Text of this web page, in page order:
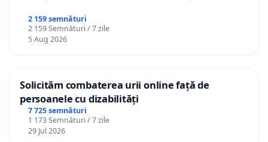
2 159 semnături
2 159 Semnături / 7 zile
5 Aug 2026
Solicităm combaterea urii online față de
persoanele cu dizabilități
7 725 semnături
1 173 Semnături / 7 zile
29 Jul 2026